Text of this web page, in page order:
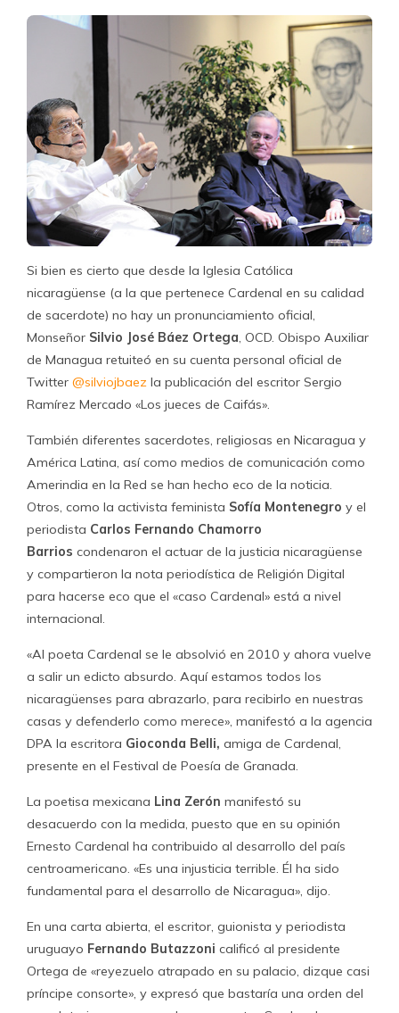
Si bien es cierto que desde la Iglesia Católica
nicaragüense (a la que pertenece Cardenal en su calidad
de sacerdote) no hay un pronunciamiento oficial,
Monseñor Silvio José Báez Ortega, OCD. Obispo Auxiliar
de Managua retuiteó en su cuenta personal oficial de
Twitter @silviojbaez la publicación del escritor Sergio
Ramírez Mercado «Los jueces de Caifás».
También diferentes sacerdotes, religiosas en Nicaragua y
América Latina, así como medios de comunicación como
Amerindia en la Red se han hecho eco de la noticia.
Otros, como la activista feminista Sofía Montenegro y el
periodista Carlos Fernando Chamorro
Barrios condenaron el actuar de la justicia nicaragüense
y compartieron la nota periodística de Religión Digital
para hacerse eco que el «caso Cardenal» está a nivel
internacional.
«Al poeta Cardenal se le absolvió en 2010 y ahora vuelve
a salir un edicto absurdo. Aquí estamos todos los
nicaragüenses para abrazarlo, para recibirlo en nuestras
casas y defenderlo como merece», manifestó a la agencia
DPA la escritora Gioconda Belli, amiga de Cardenal,
presente en el Festival de Poesía de Granada.
La poetisa mexicana Lina Zerón manifestó su
desacuerdo con la medida, puesto que en su opinión
Ernesto Cardenal ha contribuido al desarrollo del país
centroamericano. «Es una injusticia terrible. Él ha sido
fundamental para el desarrollo de Nicaragua», dijo.
En una carta abierta, el escritor, guionista y periodista
uruguayo Fernando Butazzoni calificó al presidente
Ortega de «reyezuelo atrapado en su palacio, dizque casi
príncipe consorte», y expresó que bastaría una orden del